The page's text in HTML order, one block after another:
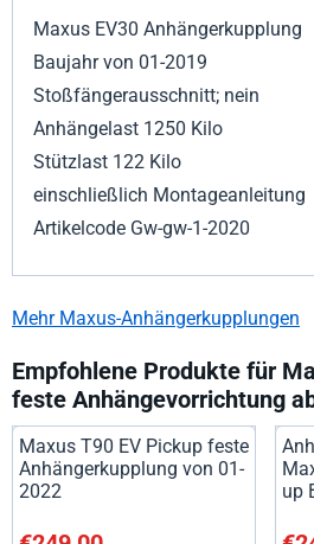
Maxus EV30 Anhängerkupplung
Baujahr von 01-2019
Stoßfängerausschnitt; nein
Anhängelast 1250 Kilo
Stützlast 122 Kilo
einschließlich Montageanleitung
Artikelcode Gw-gw-1-2020
Mehr Maxus-Anhängerkupplungen
Empfohlene Produkte für
feste Anhängevorrichtung
Maxus T90 EV Pickup feste
Anhängerkupplung von 01-
2022
Preis: 249,00, ohne MwSt.: 205,79
up